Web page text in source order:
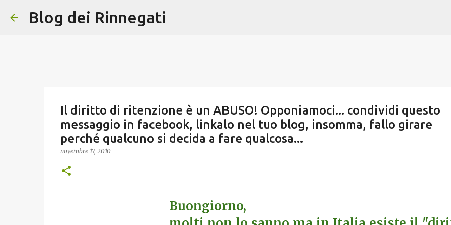
Blog dei Rinnegati
Il diritto di ritenzione è un ABUSO! Opponiamoci... condividi questo
messaggio in facebook, linkalo nel tuo blog, insomma, fallo girare
perché qualcuno si decida a fare qualcosa...
novembre 17, 2010
Buongiorno,